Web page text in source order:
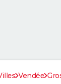
Vendée